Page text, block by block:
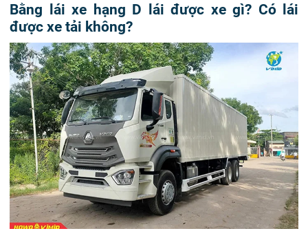
Bằng lái xe hạng D lái được xe gì? Có lái
được xe tải không?